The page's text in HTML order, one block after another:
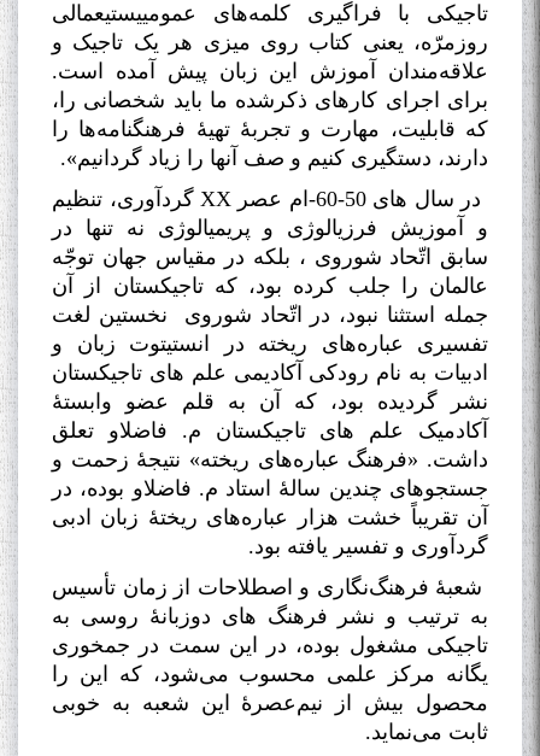
تاجیکی با فراگیری کلمه‌های عمومییستیعمالی
روزمرّه، یعنی کتاب روی میزی هر یک تاجیک و
علاقه‌مندان آموزش این زبان پیش آمده است.
برای اجرای کارهای ذکرشده ما باید شخصانی را،
که قابلیت، مهارت و تجربۀ تهیۀ فرهنگنامه‌ها را
دارند، دستگیری کنیم و صف آنها را زیاد گردانیم».
در سال های 50-60-ام عصر
XX گردآوری، تنظیم
و آموزیش فرزیالوژی و پریمیالوژی نه تنها در
سابق اتّحاد شوروی ، بلکه در مقیاس جهان توجّه
عالمان را جلب کرده بود، که تاجیکستان از آن
جمله استثنا نبود، در اتّحاد شوروی نخستین لغت
تفسیری عباره‌های ریخته در انستیتوت زبان و
ادبیات به نام رودکی آکادیمی علم های تاجیکستان
نشر گردیده بود، که آن به قلم عضو وابستۀ
آکادمیک علم های تاجیکستان م. فاضلاو تعلق
داشت. «فرهنگ عباره‌های ریخته» نتیجۀ زحمت و
جستجوهای چندین سالۀ استاد م. فاضلاو بوده، در
آن تقریباً خشت هزار عباره‌های ریختۀ زبان ادبی
گردآوری و تفسیر یافته بود.
شعبۀ فرهنگ‌نگاری و اصطلاحات از زمان تأسیس
به ترتیب و نشر فرهنگ های دوزبانۀ روسی به
تاجیکی مشغول بوده، در این سمت در جمخوری
یگانه مرکز علمی محسوب می‌شود، که این را
محصول بیش از نیم‌عصرۀ این شعبه به خوبی
ثابت می‌نماید.